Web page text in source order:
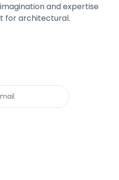
and expertise
for architectural.